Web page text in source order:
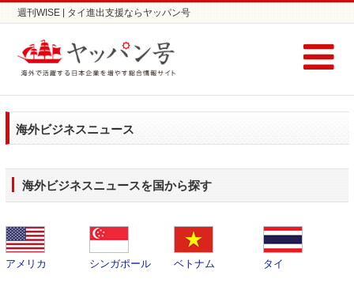
週刊WISE | タイ進出支援ならヤッパン号
海外ビジネスニュース
海外ビジネスニュースを国から探す
アメリカ シンガポール ベトナム タイ